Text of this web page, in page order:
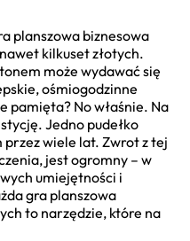
planszowa biznesowa
kilkuset złotych.
może wydawać się
ośmiogodzinne
pamięta? No właśnie. Na
Jedno pudełko
przez wiele lat. Zwrot z tej
jest ogromny – w
umiejętności i
gra planszowa
to narzędzie, które na